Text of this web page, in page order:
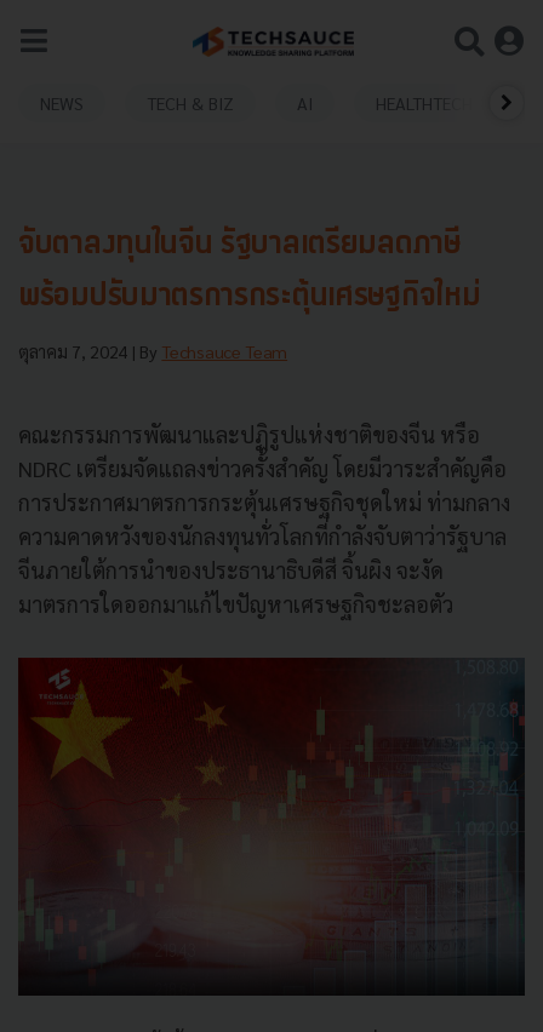
NEWS TECH & BIZ AI HEALTHTECH
จับตาลงทุนในจีน รัฐบาลเตรียมลดภาษี
พร้อมปรับมาตรการกระตุ้นเศรษฐกิจใหม่
ตุลาคม 7, 2024 | By Techsauce Team
คณะกรรมการพัฒนาและปฏิรูปแห่งชาติของจีน หรือ
NDRC เตรียมจัดแถลงข่าวครั้งสำคัญ โดยมีวาระสำคัญคือ
การประกาศมาตรการกระตุ้นเศรษฐกิจชุดใหม่ ท่ามกลาง
ความคาดหวังของนักลงทุนทั่วโลกที่กำลังจับตาว่ารัฐบาล
จีนภายใต้การนำของประธานาธิบดีสี จิ้นผิง จะงัด
มาตรการใดออกมาแก้ไขปัญหาเศรษฐกิจชะลอตัว